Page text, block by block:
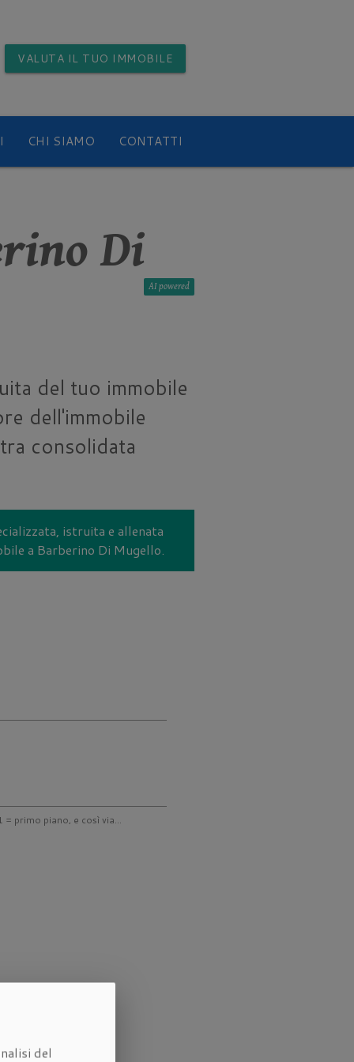
VALUTA IL TUO IMMOBILE
CHI SIAMO CONTATTI
Di
AI
del tuo immobile
dell'immobile
consolidata
istruita e allenata
a Barberino Di Mugello.
primo piano, e così via...
del